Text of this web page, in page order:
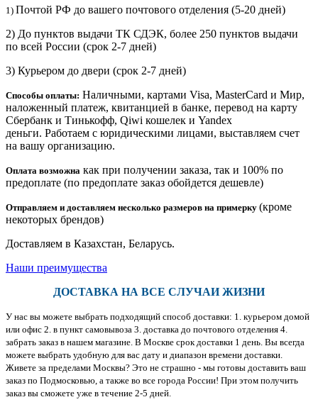
1) Почтой РФ до вашего почтового отделения (5-20 дней)
2) До пунктов выдачи ТК СДЭК, более 250 пунктов выдачи
по всей России (срок 2-7 дней)
3) Курьером до двери (срок 2-7 дней)
Способы оплаты: Наличными, картами Visa, MasterCard и Мир,
наложенный платеж, квитанцией в банке, перевод на карту
Сбербанк и Тинькофф, Qiwi кошелек и Yandex
деньги. Работаем с юридическими лицами, выставляем счет
на вашу организацию.
Оплата возможна как при получении заказа, так и 100% по
предоплате (по предоплате заказ обойдется дешевле)
Отправляем и доставляем несколько размеров на примерку (кроме
некоторых брендов)
Доставляем в Казахстан, Беларусь.
Наши преимущества
ДОСТАВКА НА ВСЕ СЛУЧАИ ЖИЗНИ
У нас вы можете выбрать подходящий способ доставки: 1. курьером домой
или офис 2. в пункт самовывоза 3. доставка до почтового отделения 4.
забрать заказ в нашем магазине. В Москве срок доставки 1 день. Вы всегда
можете выбрать удобную для вас дату и диапазон времени доставки.
Живете за пределами Москвы? Это не страшно - мы готовы доставить ваш
заказ по Подмосковью, а также во все города России! При этом получить
заказ вы сможете уже в течение 2-5 дней.